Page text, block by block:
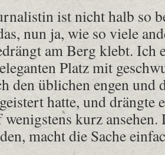
ist nicht halb so
nun ja, wie so viele
am Berg klebt. Ich
Platz mit
den üblichen engen und
hatte, und drängte
kurz
macht die Sache